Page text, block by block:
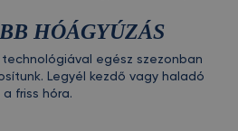
HÓÁGYÚZÁS
egész szezonban
Legyél kezdő vagy haladó
friss hóra.